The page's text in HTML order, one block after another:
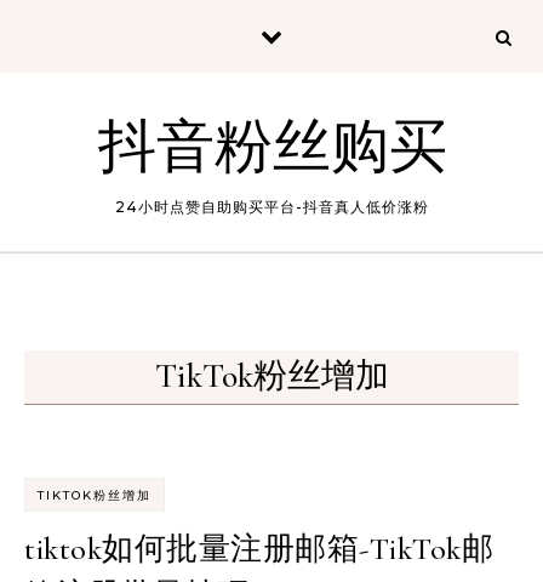
抖音粉丝购买
24小时点赞自助购买平台-抖音真人低价涨粉
TikTok粉丝增加
TIKTOK粉丝增加
tiktok如何批量注册邮箱-TikTok邮